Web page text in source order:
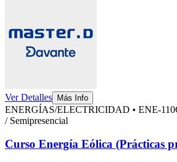
Ver Detalles Más Info
ENERGÍAS/ELECTRICIDAD • ENE-110
/ Semipresencial
Curso Energía Eólica (Prácticas